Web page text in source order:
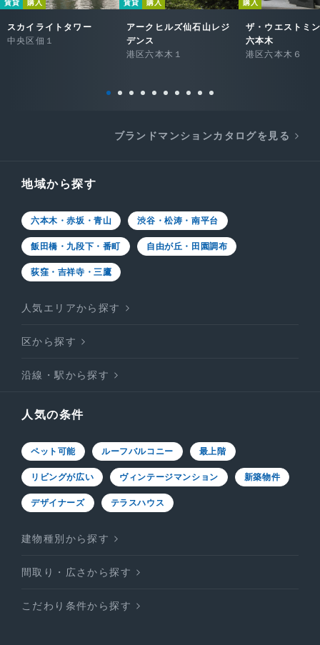
賃貸 購入
スカイライトタワー
中央区佃１
賃貸 購入
アークヒルズ仙石山レジ
デンス
港区六本木１
購入
ザ・ウエストミ
六本木
港区六本木６
ブランドマンションカタログを見る
地域から探す
六本木・赤坂・青山 渋谷・松涛・南平台
飯田橋・九段下・番町 自由が丘・田園調布
荻窪・吉祥寺・三鷹
人気エリアから探す
区から探す
沿線・駅から探す
人気の条件
ペット可能 ルーフバルコニー 最上階
リビングが広い ヴィンテージマンション 新築物件
デザイナーズ テラスハウス
建物種別から探す
間取り・広さから探す
こだわり条件から探す